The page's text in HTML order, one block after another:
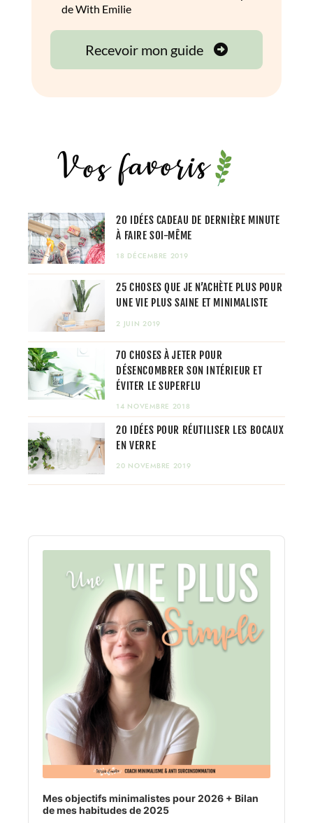
20 IDÉES CADEAU DE DERNIÈRE MINUTE
À FAIRE SOI-MÊME
18 DÉCEMBRE 2019
25 CHOSES QUE JE N’ACHÈTE PLUS POUR
UNE VIE PLUS SAINE ET MINIMALISTE
2 JUIN 2019
70 CHOSES À JETER POUR
DÉSENCOMBRER SON INTÉRIEUR ET
ÉVITER LE SUPERFLU
14 NOVEMBRE 2018
20 IDÉES POUR RÉUTILISER LES BOCAUX
EN VERRE
20 NOVEMBRE 2019
Audio
Player
Mes objectifs minimalistes pour 2026 + Bilan
de mes habitudes de 2025